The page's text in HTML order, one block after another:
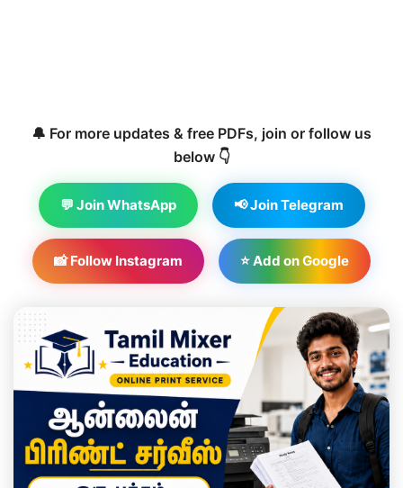
🔔 For more updates & free PDFs, join or follow us
below 👇
💬 Join WhatsApp 📢 Join Telegram
📸 Follow Instagram ⭐ Add on Google